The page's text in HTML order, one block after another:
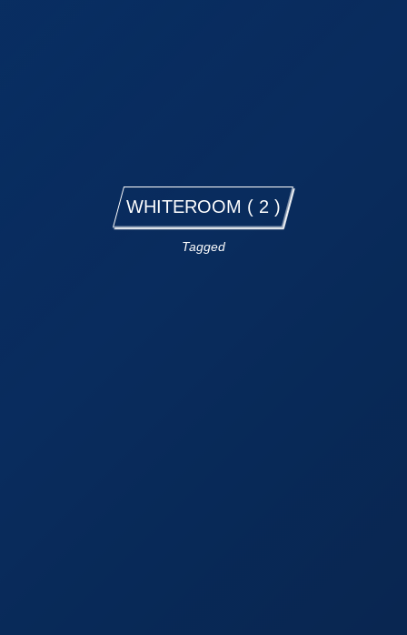
WHITEROOM ( 2 )
Tagged